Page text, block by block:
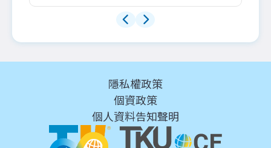
隱私權政策
個資政策
個人資料告知聲明